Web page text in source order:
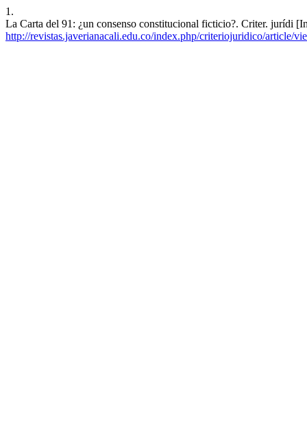
1.
La Carta del 91: ¿un consenso constitucional ficticio?. Criter. jurídi
http://revistas.javerianacali.edu.co/index.php/criteriojuridico/article/